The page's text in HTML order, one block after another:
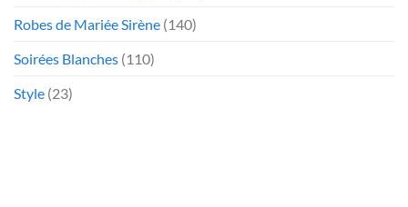
Robes de Mariée Sirène (140)
Soirées Blanches (110)
Style (23)